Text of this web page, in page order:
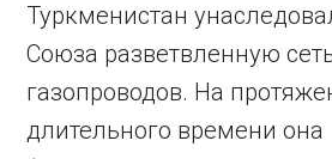
Туркменистан
Союза разветвленную
газопроводов. На
длительного времени она